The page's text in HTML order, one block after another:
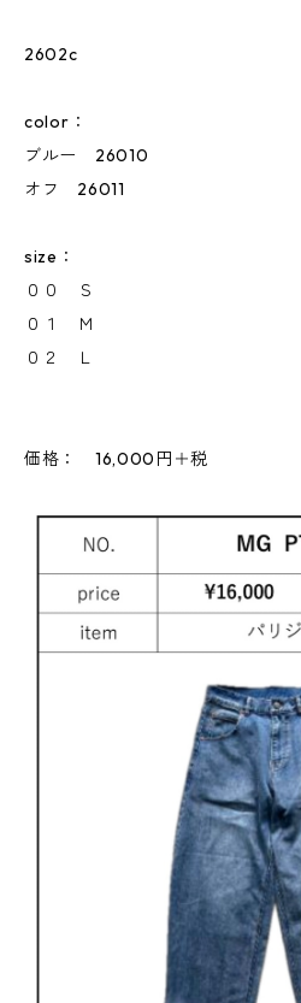
2602c
color：
ブルー 26010
オフ 26011
size：
００ Ｓ
０１ Ｍ
０２ Ｌ
価格： 16,000円＋税